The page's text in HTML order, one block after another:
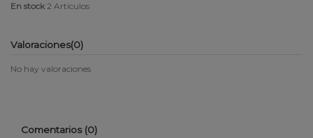
En stock 2 Artículos
Valoraciones(0)
No hay valoraciones
Comentarios (0)